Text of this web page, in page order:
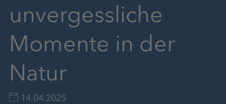
unvergessliche
Momente in der
Natur
14.04.2025